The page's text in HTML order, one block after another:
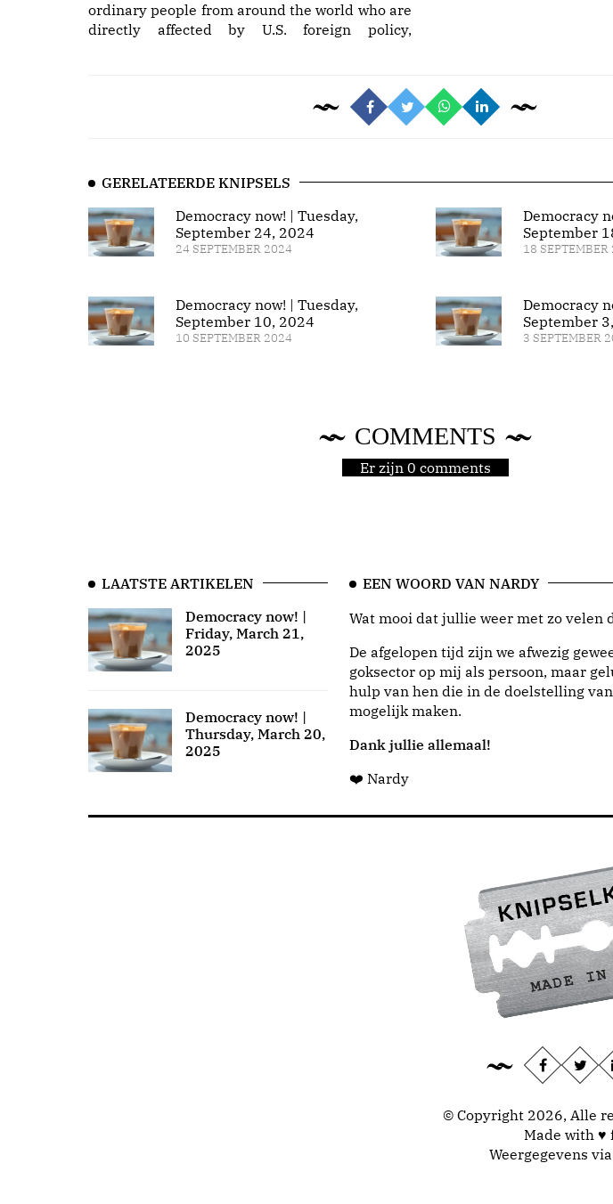
ordinary people from around the world who are
directly affected by U.S. foreign policy,
GERELATEERDE KNIPSELS
Democracy now! | Tuesday,
September 24, 2024
24 SEPTEMBER 2024
Democracy now! | Tuesday,
September 10, 2024
10 SEPTEMBER 2024
Democracy
September
18
Democracy
September
3 SEPTEMBER
COMMENTS
Er zijn 0 comments
LAATSTE ARTIKELEN
Democracy now! |
Friday, March 21,
2025
Democracy now! |
Thursday, March 20,
2025
EEN WOORD VAN NARDY
Wat mooi dat jullie weer met zo velen
De afgelopen tijd zijn we afwezig
goksector op mij als persoon, maar
hulp van hen die in de doelstelling
mogelijk maken.
Dank jullie allemaal!
❤️ Nardy
© Copyright 2026, Alle
Made with ♥
Weergegevens via